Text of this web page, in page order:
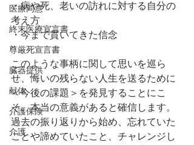
医療同意
終末医療宣言書
尊厳死宣言書
臓器提供
献体
介護保険
介護
・病や死、老いの訪れに対する自分の
考え方
・今まで貫いてきた信念
このような事柄に関して思いを巡ら
せ、悔いの残らない人生を送るために
＜今後の課題＞を発見することにこ
そ、本当の意義があると確信します。
過去の振り返りから始め、忘れていた
ことや諦めていたこと、チャレンジし